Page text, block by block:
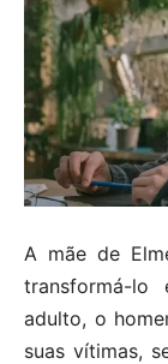
A mãe de
transformá-lo
adulto, o
suas vítimas,